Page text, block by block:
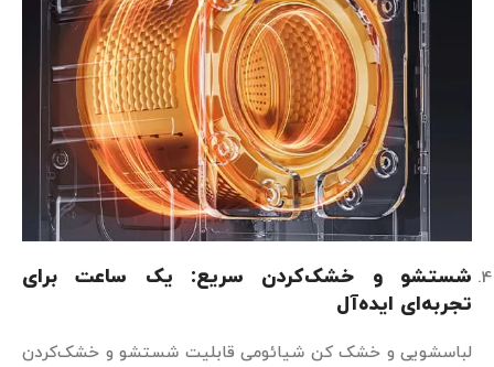
شستشو و خشک‌کردن سریع: یک ساعت برای
تجربه‌ای ایده‌آل
لباسشویی و خشک کن شیائومی قابلیت شستشو و خشک‌کردن